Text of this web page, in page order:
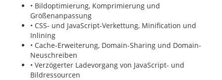
• Bildoptimierung, Komprimierung und
Größenanpassung
• CSS- und JavaScript-Verkettung, Minification und
Inlining
• Cache-Erweiterung, Domain-Sharing und Domain-
Neuschreiben
• Verzögerter Ladevorgang von JavaScript- und
Bildressourcen